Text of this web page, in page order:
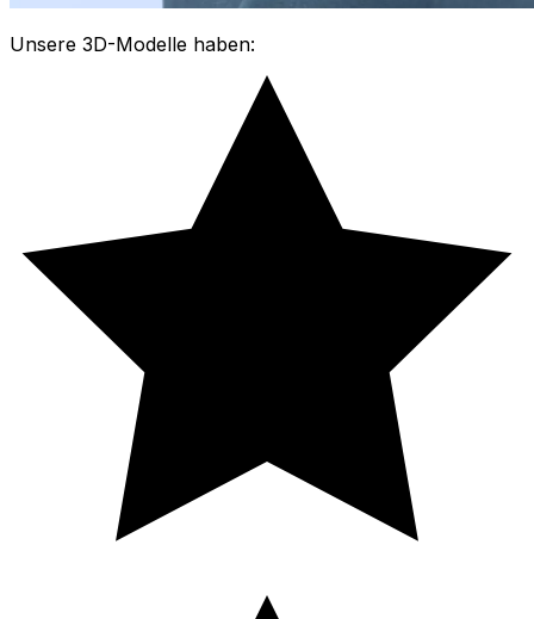
Unsere 3D-Modelle haben: